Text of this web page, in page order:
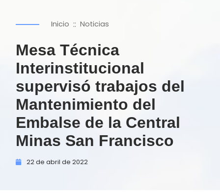
Inicio :: Noticias
Mesa Técnica
Interinstitucional
supervisó trabajos del
Mantenimiento del
Embalse de la Central
Minas San Francisco
22 de abril de 2022